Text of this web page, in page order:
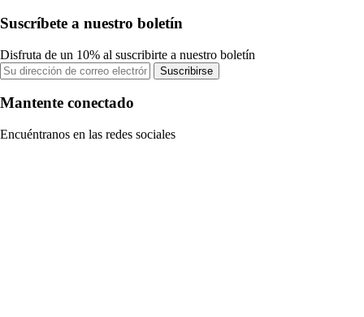
Suscríbete a nuestro boletín
Disfruta de un 10% al suscribirte a nuestro boletín
Suscribirse
Mantente conectado
Encuéntranos en las redes sociales